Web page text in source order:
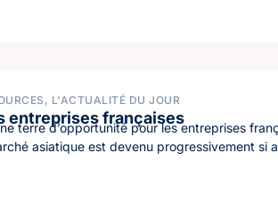
, L'ACTUALITÉ DU JOUR
entreprises françaises
terre d’opportunité pour les entreprises
asiatique est devenu progressivement si